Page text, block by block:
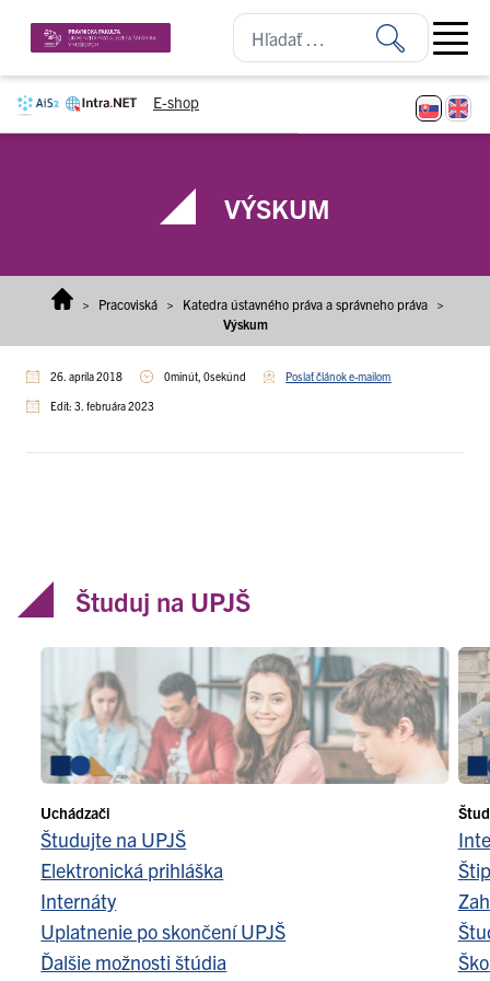
E-shop
Open
VÝSKUM
> Pracoviská > Katedra ústavného práva a správneho práva >
Výskum
26. apríla 2018 0minút, 0sekúnd Poslať článok e-mailom
Edit: 3. februára 2023
Študuj na UPJŠ
Uchádzači
Študujte na UPJŠ
Elektronická prihláška
Internáty
Uplatnenie po skončení UPJŠ
Ďalšie možnosti štúdia